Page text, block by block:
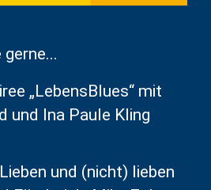
„LebensBlues“ mit
und Ina Paule Kling
und (nicht) lieben